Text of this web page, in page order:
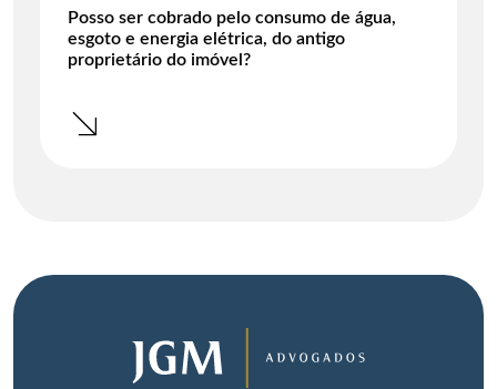
Posso ser cobrado pelo consumo de água,
esgoto e energia elétrica, do antigo
proprietário do imóvel?